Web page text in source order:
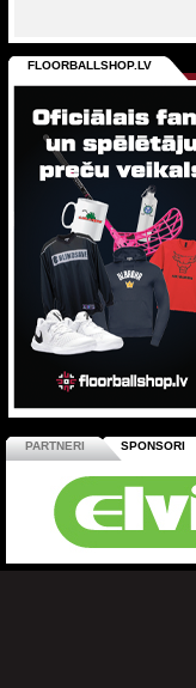
FLOORBALLSHOP.LV
PARTNERI SPONSORI